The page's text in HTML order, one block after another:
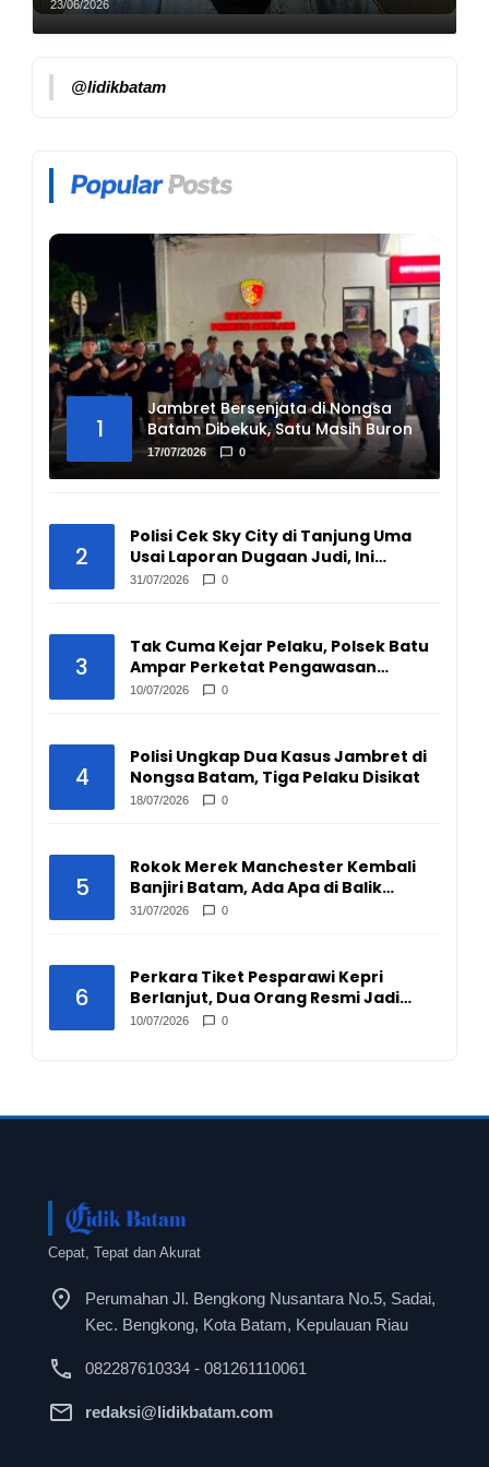
23/06/2026
@lidikbatam
1
Jambret Bersenjata di Nongsa
Batam Dibekuk, Satu Masih Buron
17/07/2026 0
2
Polisi Cek Sky City di Tanjung Uma
Usai Laporan Dugaan Judi, Ini
Hasilnya
31/07/2026 0
3
Tak Cuma Kejar Pelaku, Polsek Batu
Ampar Perketat Pengawasan
Pengepul Barang Bekas
10/07/2026 0
4
Polisi Ungkap Dua Kasus Jambret di
Nongsa Batam, Tiga Pelaku Disikat
18/07/2026 0
5
Rokok Merek Manchester Kembali
Banjiri Batam, Ada Apa di Balik
Peredarannya?
31/07/2026 0
6
Perkara Tiket Pesparawi Kepri
Berlanjut, Dua Orang Resmi Jadi
Tersangka
10/07/2026 0
Cepat, Tepat dan Akurat
Perumahan Jl. Bengkong Nusantara No.5, Sadai,
Kec. Bengkong, Kota Batam, Kepulauan Riau
082287610334 - 081261110061
redaksi@lidikbatam.com